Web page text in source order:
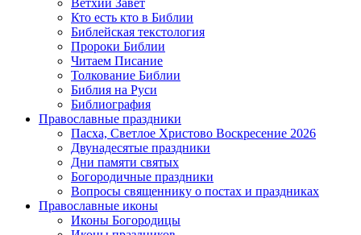
Ветхий Завет
Кто есть кто в Библии
Библейская текстология
Пророки Библии
Читаем Писание
Толкование Библии
Библия на Руси
Библиография
Православные праздники
Пасха, Светлое Христово Воскресение 2026
Двунадесятые праздники
Дни памяти святых
Богородичные праздники
Вопросы священнику о постах и праздниках
Православные иконы
Иконы Богородицы